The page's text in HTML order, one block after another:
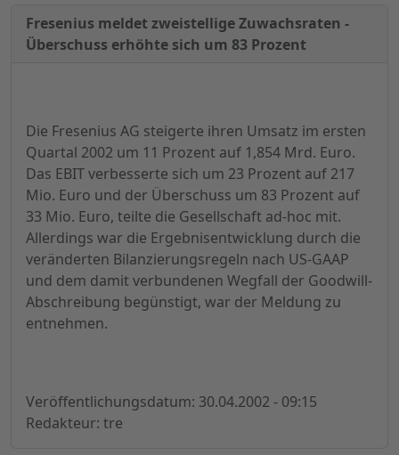
Fresenius meldet zweistellige Zuwachsraten -
Überschuss erhöhte sich um 83 Prozent
Die Fresenius AG steigerte ihren Umsatz im ersten
Quartal 2002 um 11 Prozent auf 1,854 Mrd. Euro.
Das EBIT verbesserte sich um 23 Prozent auf 217
Mio. Euro und der Überschuss um 83 Prozent auf
33 Mio. Euro, teilte die Gesellschaft ad-hoc mit.
Allerdings war die Ergebnisentwicklung durch die
veränderten Bilanzierungsregeln nach US-GAAP
und dem damit verbundenen Wegfall der Goodwill-
Abschreibung begünstigt, war der Meldung zu
entnehmen.
Veröffentlichungsdatum: 30.04.2002 - 09:15
Redakteur: tre